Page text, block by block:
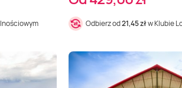
Odbierz od21,45 złw Klubie